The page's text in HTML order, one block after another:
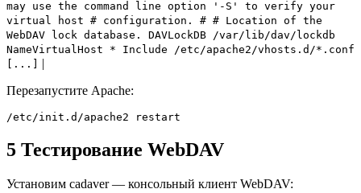
may use the command line option '-S' to verify your
virtual host # configuration. # # Location of the
WebDAV lock database. DAVLockDB /var/lib/dav/lockdb
NameVirtualHost * Include /etc/apache2/vhosts.d/*.conf
[...] |
Перезапустите Apache:
/etc/init.d/apache2 restart
5 Тестирование WebDAV
Установим cadaver — консольный клиент WebDAV: